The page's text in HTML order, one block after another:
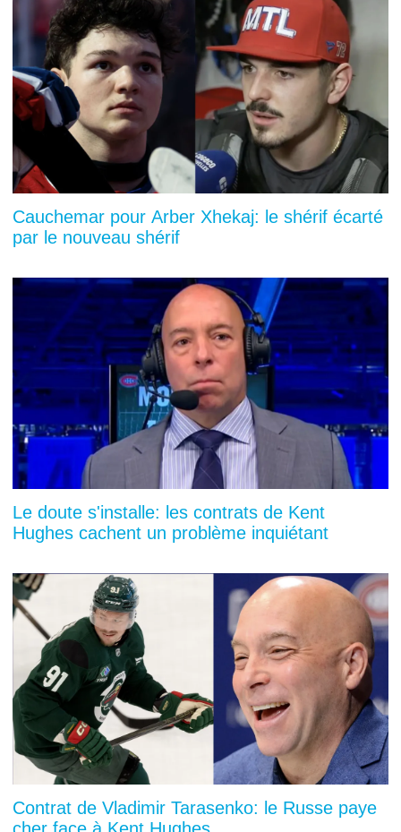
Cauchemar pour Arber Xhekaj: le shérif écarté
par le nouveau shérif
Le doute s'installe: les contrats de Kent
Hughes cachent un problème inquiétant
Contrat de Vladimir Tarasenko: le Russe paye